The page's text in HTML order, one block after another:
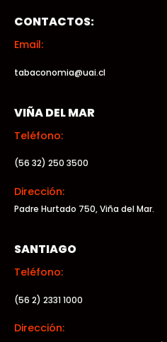
CONTACTOS:
Email:
tabaconomia@uai.cl
VIÑA DEL MAR
Teléfono:
(56 32) 250 3500
Dirección:
Padre Hurtado 750, Viña del Mar.
SANTIAGO
Teléfono:
(56 2) 2331 1000
Dirección: